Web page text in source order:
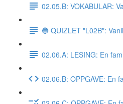
02.05.B: VOKABULAR:
🔵 QUIZLET "L02B":
02.06.A: LESING: En
02.06.B: OPPGAVE: En